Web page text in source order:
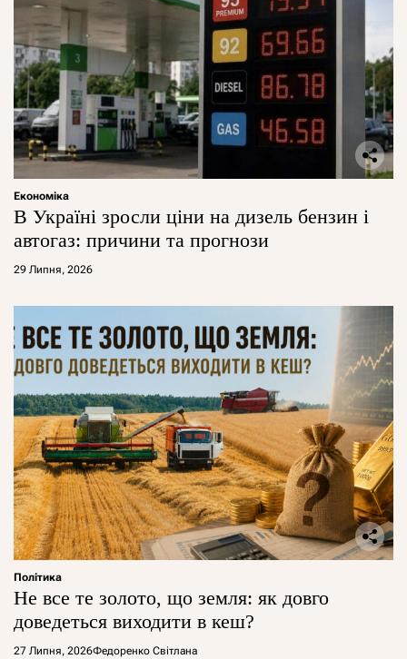
Економіка
В Україні зросли ціни на дизель бензин і
автогаз: причини та прогнози
29 Липня, 2026
Політика
Не все те золото, що земля: як довго
доведеться виходити в кеш?
27 Липня, 2026Федоренко Світлана